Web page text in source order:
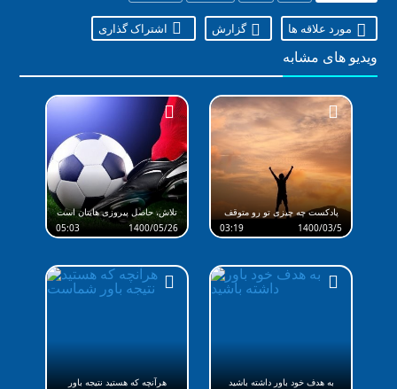
مورد علاقه ها گزارش اشتراک گذاری
ویدیو های مشابه
پادکست چه چیزی تو رو متوقف
1400/03/5
03:19
تلاش، حاصل پیروزی هایتان است
1400/05/26
05:03
به هدف خود باور داشته باشید
هرآنچه که هستید نتیجه باور